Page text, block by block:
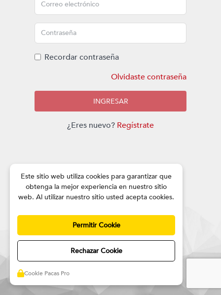
Recordar contraseña
Olvidaste contraseña
INGRESAR
¿Eres nuevo? Regístrate
Este sitio web utiliza cookies para garantizar que
obtenga la mejor experiencia en nuestro sitio
web. Al utilizar nuestro sitio usted acepta cookies.
Permitir Cookie
Rechazar Cookie
Cookie Pacas Pro